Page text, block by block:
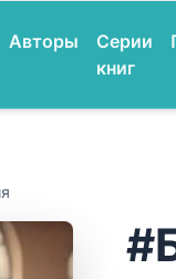
Авторы
Серии
книг